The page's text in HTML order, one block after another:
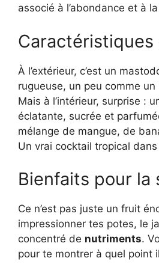
associé à l’abondance et à
Caractéristiques
À l’extérieur, c’est un
rugueuse, un peu comme
Mais à l’intérieur, surprise :
éclatante, sucrée et
mélange de mangue, de
Un vrai cocktail tropical
Bienfaits pour la
Ce n’est pas juste un fruit
impressionner tes potes, le
concentré de nutriments.
pour te montrer à quel point